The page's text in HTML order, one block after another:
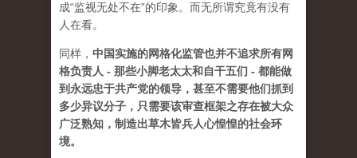
成“监视无处不在”的印象。而无所谓究竟有没有
人在看。
同样， 中国实施的网格化监管也并不追求所有网
格负责人 - 那些小脚老太太和自干五们 - 都能做
到永远忠于共产党的领导，甚至不需要他们抓到
多少异议分子，只需要该审查框架之存在被大众
广泛熟知，制造出草木皆兵人心惶惶的社会环
境。